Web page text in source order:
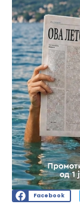
Facebook